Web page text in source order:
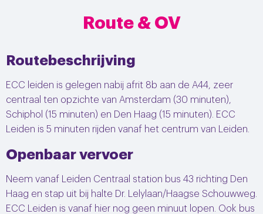
Route & OV
Routebeschrijving
ECC leiden is gelegen nabij afrit 8b aan de A44, zeer
centraal ten opzichte van Amsterdam (30 minuten),
Schiphol (15 minuten) en Den Haag (15 minuten). ECC
Leiden is 5 minuten rijden vanaf het centrum van Leiden.
Openbaar vervoer
Neem vanaf Leiden Centraal station bus 43 richting Den
Haag en stap uit bij halte Dr. Lelylaan/Haagse Schouwweg.
ECC Leiden is vanaf hier nog geen minuut lopen. Ook bus